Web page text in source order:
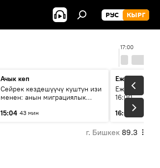
РУС КЫРГ
17:00
Ачык кеп
Сейрек кездешүүчү куштун изи
менен: анын миграциялык
15:04 43 мин
Ежедневные
Ежедневные
16:00
16:01
3 мин
г. Бишкек 89.3